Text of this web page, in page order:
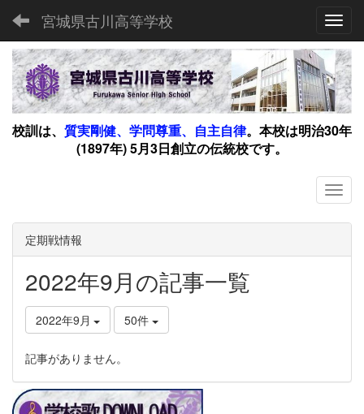
宮城県古川高等学校
校訓は、 質実剛健、学問尊重、自主自律。 本校は明治30年
(1897年) 5月3日創立の伝統校です。
定期戦情報
2022年9月の記事一覧
2022年9月 50件
記事がありません。